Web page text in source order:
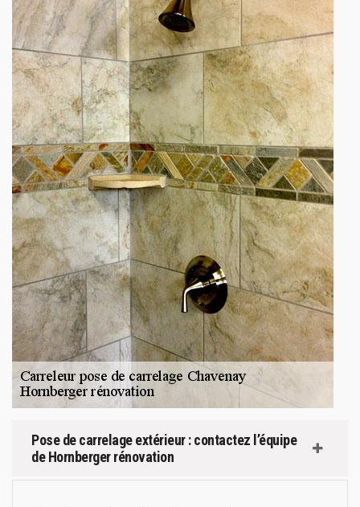
Pose de carrelage extérieur : contactez l’équipe
de Hornberger rénovation